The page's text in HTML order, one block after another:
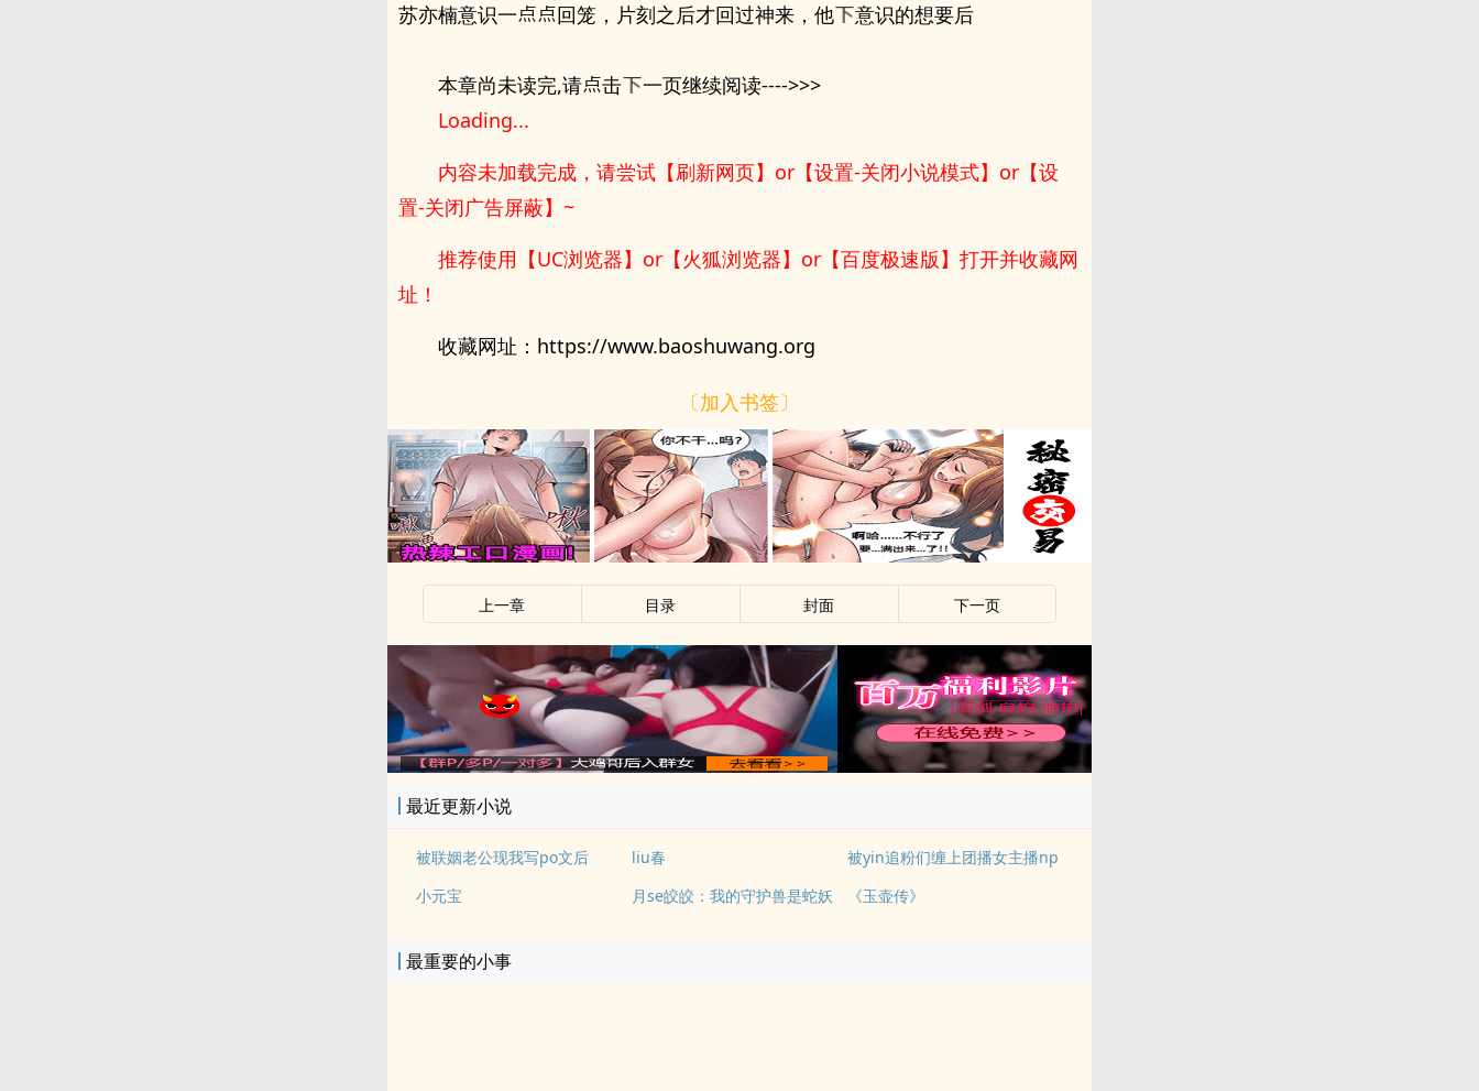
苏亦楠意识一
回笼，片刻之后才回过神来，他 意识的想要后
本章尚未读完,请 击
一页继续阅读---->>>
Loading...
内容未加载完成，请尝试【刷新网页】or【设置-关闭小说模式】or【设
置-关闭广告屏蔽】~
推荐使用【UC浏览器】or【火狐浏览器】or【百度极速版】打开并收藏网
址！
收藏网址：https://www.baoshuwang.org
〔加入书签〕
上一章 目录 封面 下一页
最近更新小说
被联姻老公现我写po文后 liu春
被yin追粉们缠上团播女主播np
小元宝
月se皎皎：我的守护兽是蛇妖 《玉壶传》
最重要的小事